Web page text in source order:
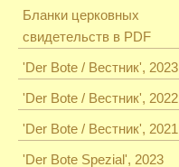
Бланки церковных
свидетельств в PDF
'Der Bote / Вестник', 2023
'Der Bote / Вестник', 2022
'Der Bote / Вестник', 2021
'Der Bote Spezial', 2023